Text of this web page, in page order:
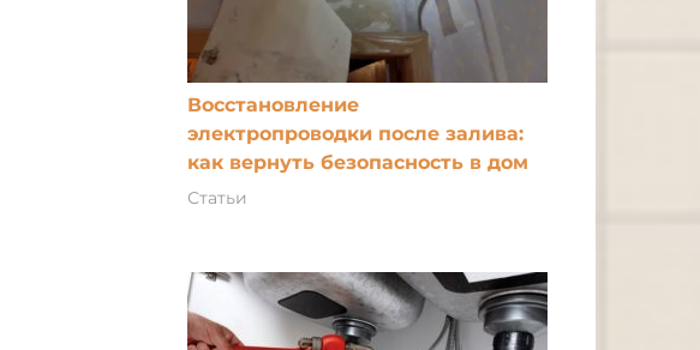
Восстановление
электропроводки после залива:
как вернуть безопасность в дом
Статьи